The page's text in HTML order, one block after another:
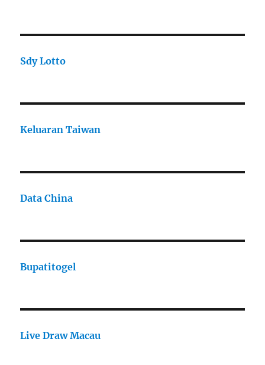
Sdy Lotto
Keluaran Taiwan
Data China
Bupatitogel
Live Draw Macau